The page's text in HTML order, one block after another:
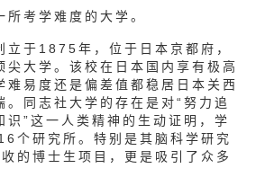
考学难度的大学。
于1875年，位于日本京都府，
尖大学。该校在日本国内享有极高
难易度还是偏差值都稳居日本关西
。同志社大学的存在是对“努力追
识”这一人类精神的生动证明，学
个研究所。特别是其脑科学研究
的博士生项目，更是吸引了众多